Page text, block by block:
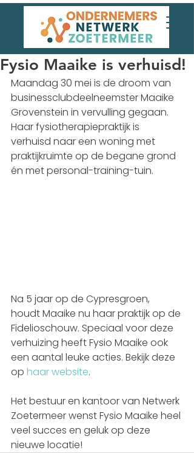
Fysio Maaike is verhuisd!
Maandag 30 mei is de droom van
businessclubdeelneemster Maaike
Grovenstein in vervulling gegaan.
Haar fysiotherapiepraktijk is
verhuisd naar een woning met
praktijkruimte op de begane grond
én met personal-training-tuin.
Na 5 jaar op de Cypresgroen,
houdt Maaike nu haar praktijk op de
Fidelioschouw. Speciaal voor deze
verhuizing heeft Fysio Maaike ook
een aantal leuke acties. Bekijk deze
op haar website.
Het bestuur en kantoor van Netwerk
Zoetermeer wenst Fysio Maaike heel
veel succes en geluk op deze
nieuwe locatie!